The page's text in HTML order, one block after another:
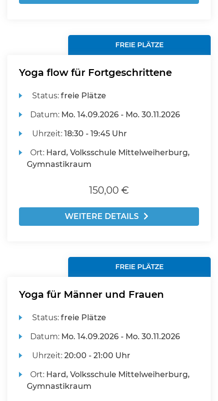
FREIE PLÄTZE
Yoga flow für Fortgeschrittene
Status:freie Plätze
Datum: Mo. 14.09.2026 - Mo. 30.11.2026
Uhrzeit:18:30 - 19:45 Uhr
Ort: Hard, Volksschule Mittelweiherburg,
Gymnastikraum
150,00 €
WEITERE DETAILS
FREIE PLÄTZE
Yoga für Männer und Frauen
Status:freie Plätze
Datum: Mo. 14.09.2026 - Mo. 30.11.2026
Uhrzeit:20:00 - 21:00 Uhr
Ort: Hard, Volksschule Mittelweiherburg,
Gymnastikraum